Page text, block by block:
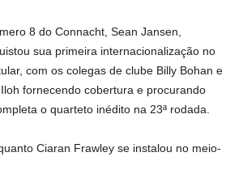
8 do Connacht, Sean Jansen,
sua primeira internacionalização no
com os colegas de clube Billy Bohan e
fornecendo cobertura e procurando
o quarteto inédito na 23ª rodada.
Ciaran Frawley se instalou no meio-